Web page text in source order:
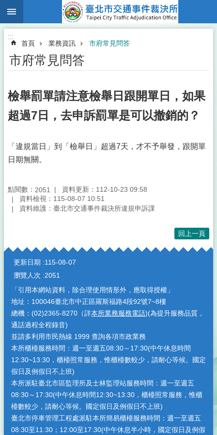
跳到主要內容區塊
:::
首頁 業務資訊 市府常見問答
市府常見問答
檢舉罰單請注意檢舉日跟開單日，如果
超過7日，去申訴罰單是可以撤銷的？
「違規當日」到「檢舉日」超過7天，才不予舉發，跟開單
日期無關。
點閱數： 2051
資料更新：112-10-23 09:58
資料檢視：115-08-07 10:51
資料維護：臺北市交通事件裁決所違規申訴課
回上一頁
:::
更新日期
115-08-07
瀏覽人次
2051
「引用本網站資料，除合理使用情形外，應取得授權」
地址：100046臺北市中正區羅斯福路4段92號7~8樓
總機：(02)2365-8270（詳本所業務服務電話)(為提升服務品質，
通話過程全程錄音)
並請多利用市民熱線 1999 查詢各項市政業務
本所櫃檯服務時間：週一至週五08:30～17:30(中午休息時間
12:30~13:30，櫃檯照常服務，惟櫃檯數較少，請耐心等候。國定
假日及例假日不上班)
本所派駐臺北市區監理所及士林監理站服務時間：週一至週五
08:30～17:30(中午休息時間12:30~13:30，櫃檯照常服務，惟櫃
檯數較少，請耐心等候。國定假日及例假日不上班)
臺北市停車管理工程處派駐本所簡易櫃檯服務時間：週一至週五
08:30至11:30；12:00至17:30(中午休息半小時，國定假日及例假